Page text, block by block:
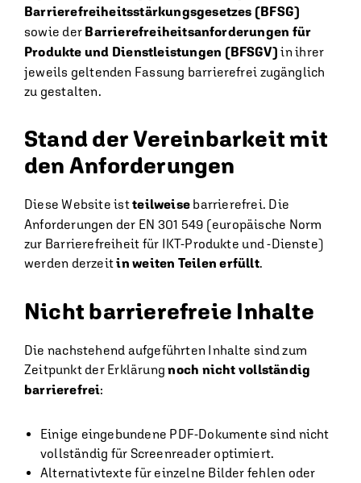
Barrierefreiheitsstärkungsgesetzes (BFSG)
sowie der Barrierefreiheitsanforderungen für
Produkte und Dienstleistungen (BFSGV) in ihrer
jeweils geltenden Fassung barrierefrei zugänglich
zu gestalten.
Stand der Vereinbarkeit mit
den Anforderungen
Diese Website istteilweisebarrierefrei. Die
Anforderungen der EN 301 549 (europäische Norm
zur Barrierefreiheit für IKT-Produkte und -Dienste)
werden derzeitin weiten Teilen erfüllt.
Nicht barrierefreie Inhalte
Die nachstehend aufgeführten Inhalte sind zum
Zeitpunkt der Erklärungnoch nicht vollständig
barrierefrei:
Einige eingebundene PDF-Dokumente sind nicht
vollständig für Screenreader optimiert.
Alternativtexte für einzelne Bilder fehlen oder